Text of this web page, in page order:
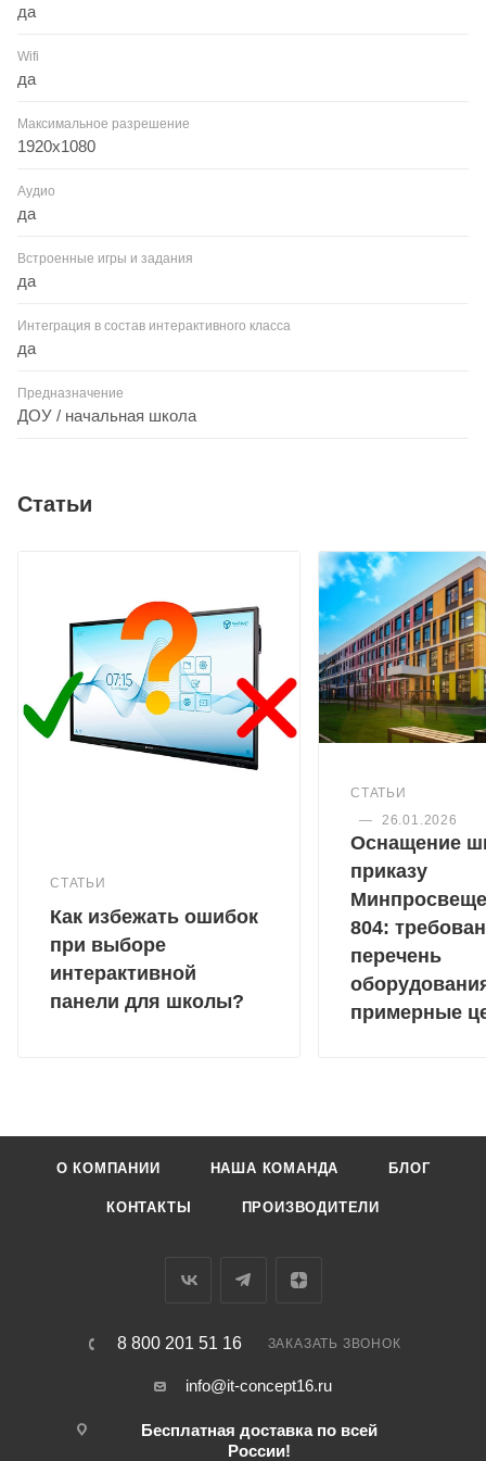
да
Wifi
да
Максимальное разрешение
1920x1080
Аудио
да
Встроенные игры и задания
да
Интеграция в состав интерактивного класса
да
Предназначение
ДОУ / начальная школа
Статьи
СТАТЬИ
Как избежать ошибок
при выборе
интерактивной
панели для школы?
СТАТЬИ
—
26.01.2026
Оснащение
приказу
804:
перечень
примерные
О КОМПАНИИ НАША КОМАНДА БЛОГ
КОНТАКТЫ ПРОИЗВОДИТЕЛИ
8 800 201 51 16 ЗАКАЗАТЬ ЗВОНОК
info@it-concept16.ru
Бесплатная доставка по всей
России!